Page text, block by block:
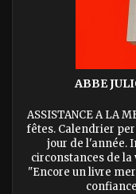
ABBE
ASSISTANCE A LA
fêtes. Calendrier
jour de l'année.
circonstances de la
"Encore un livre